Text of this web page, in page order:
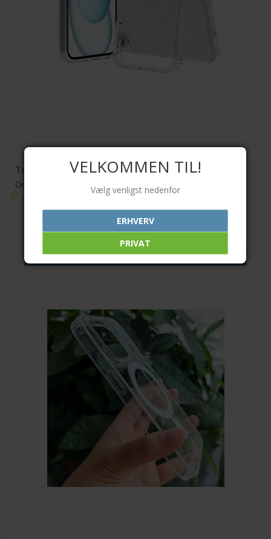
Transparent TPU cover
Orient
89,00 DKK
VIS PRODUKT
VELKOMMEN TIL!
Vælg venligst nedenfor
ERHVERV
PRIVAT